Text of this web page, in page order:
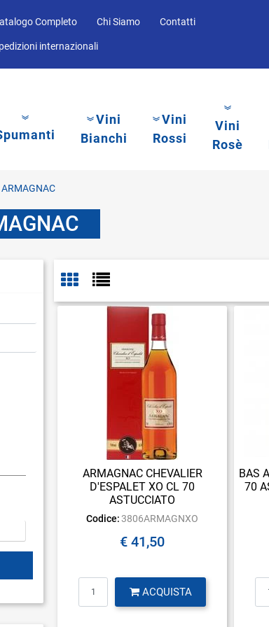
Completo Chi Siamo Contatti
internazionali
Vini
Bianchi
Vini
Rossi
Vini
Rosè
gli altri filtri disponibili.
ARMAGNAC CHEVALIER
D'ESPALET XO CL 70
ASTUCCIATO
Codice: 3806ARMAGNXO
€ 41,50
ACQUISTA
BAS
70